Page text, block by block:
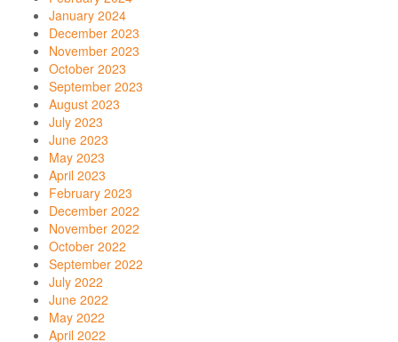
January 2024
December 2023
November 2023
October 2023
September 2023
August 2023
July 2023
June 2023
May 2023
April 2023
February 2023
December 2022
November 2022
October 2022
September 2022
July 2022
June 2022
May 2022
April 2022